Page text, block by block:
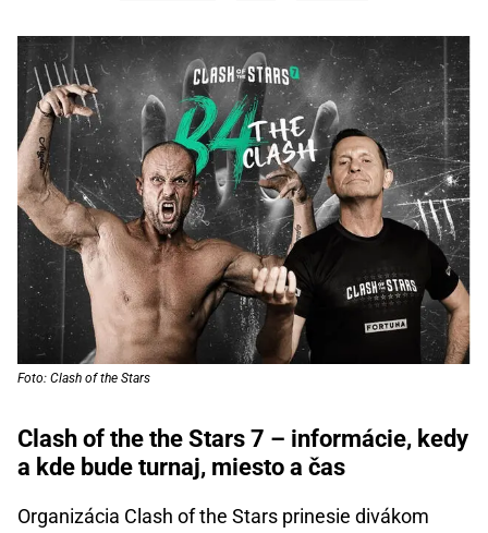
Foto: Clash of the Stars
Clash of the the Stars 7 – informácie, kedy
a kde bude turnaj, miesto a čas
Organizácia Clash of the Stars prinesie divákom